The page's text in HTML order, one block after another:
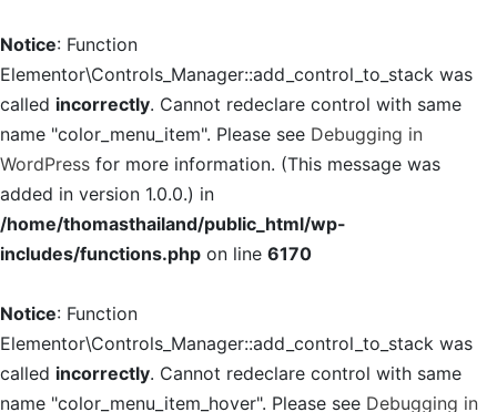
Notice: Function
Elementor\Controls_Manager::add_control_to_stack was
called incorrectly. Cannot redeclare control with same
name "color_menu_item". Please see Debugging in
WordPress for more information. (This message was
added in version 1.0.0.) in
/home/thomasthailand/public_html/wp-
includes/functions.php on line 6170
Notice: Function
Elementor\Controls_Manager::add_control_to_stack was
called incorrectly. Cannot redeclare control with same
name "color_menu_item_hover". Please see Debugging in